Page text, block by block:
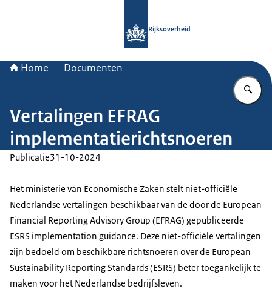
Rijksoverheid
Home Documenten
Vertalingen EFRAG
implementatierichtsnoeren
Publicatie31-10-2024
Het ministerie van Economische Zaken stelt niet-officiële
Nederlandse vertalingen beschikbaar van de door de European
Financial Reporting Advisory Group (EFRAG) gepubliceerde
ESRS implementation guidance. Deze niet-officiële vertalingen
zijn bedoeld om beschikbare richtsnoeren over de European
Sustainability Reporting Standards (ESRS) beter toegankelijk te
maken voor het Nederlandse bedrijfsleven.